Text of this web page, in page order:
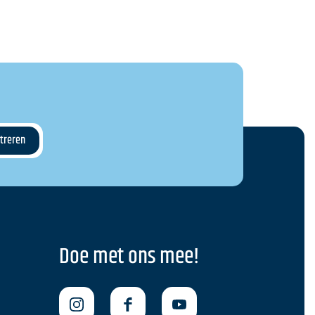
Doe met ons mee!